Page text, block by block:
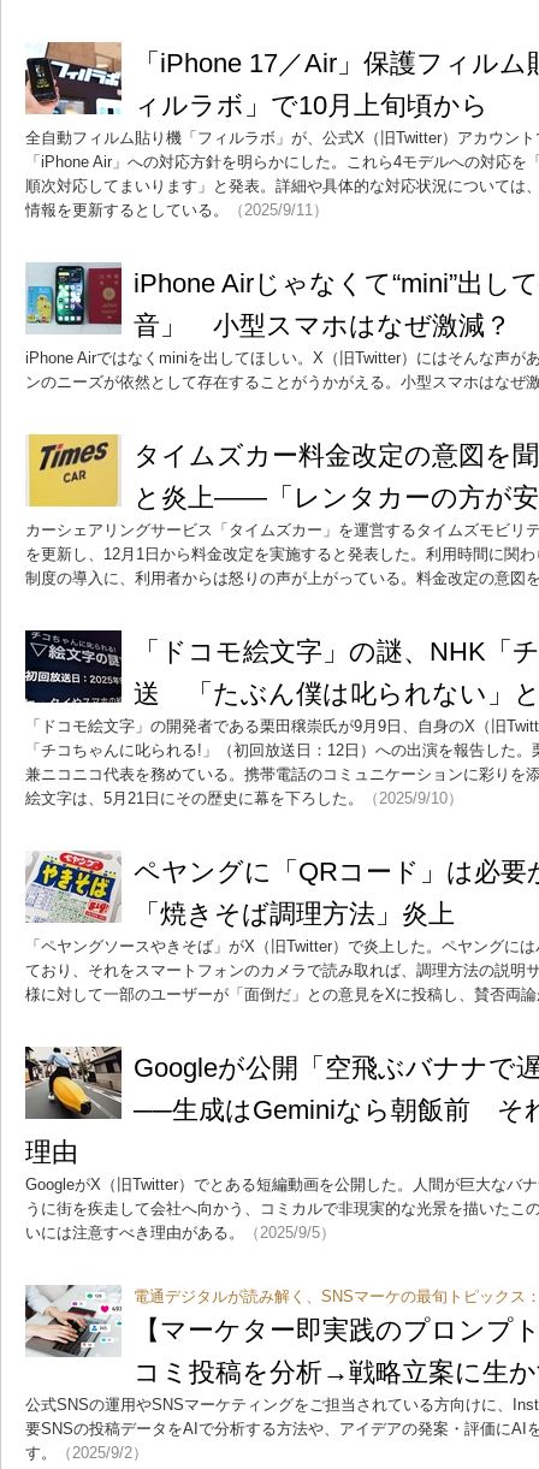
「iPhone 17／Air」保護フィル
ィルラボ」で10月上旬頃から
全自動フィルム貼り機「フィルラボ」が、公式X（旧Twitter）アカウン
「iPhone Air」への対応方針を明らかにした。これら4モデルへの対応を
順次対応してまいります」と発表。詳細や具体的な対応状況については
情報を更新するとしている。
（2025/9/11）
iPhone Airじゃなくて“mini”出し
音」 小型スマホはなぜ激減？
iPhone Airではなくminiを出してほしい。X（旧Twitter）にはそんな声が
ンのニーズが依然として存在することがうかがえる。小型スマホはな
タイムズカー料金改定の意図を
と炎上――「レンタカーの方が
カーシェアリングサービス「タイムズカー」を運営するタイムズモビリ
を更新し、12月1日から料金改定を実施すると発表した。利用時間に関
制度の導入に、利用者からは怒りの声が上がっている。料金改定の意図
「ドコモ絵文字」の謎、NHK「
送 「たぶん僕は叱られない」
「ドコモ絵文字」の開発者である栗田穣崇氏が9月9日、自身のX（旧
「チコちゃんに叱られる!」（初回放送日：12日）への出演を報告した
兼ニコニコ代表を務めている。携帯電話のコミュニケーションに彩りを
絵文字は、5月21日にその歴史に幕を下ろした。
（2025/9/10）
ペヤングに「QRコード」は必
「焼きそば調理方法」炎上
「ペヤングソースやきそば」がX（旧Twitter）で炎上した。ペヤングに
ており、それをスマートフォンのカメラで読み取れば、調理方法の説明
様に対して一部のユーザーが「面倒だ」との意見をXに投稿し、賛否両
Googleが公開「空飛ぶバナナで
──生成はGeminiなら朝飯前 そ
理由
GoogleがX（旧Twitter）でとある短編動画を公開した。人間が巨大なバ
うに街を疾走して会社へ向かう、コミカルで非現実的な光景を描いたこ
いには注意すべき理由がある。
（2025/9/5）
電通デジタルが読み解く、SNSマーケの最旬トピックス
【マーケター即実践のプロンプ
コミ投稿を分析→戦略立案に生
公式SNSの運用やSNSマーケティングをご担当されている方向けに、
要SNSの投稿データをAIで分析する方法や、アイデアの発案・評価にAI
す。
（2025/9/2）